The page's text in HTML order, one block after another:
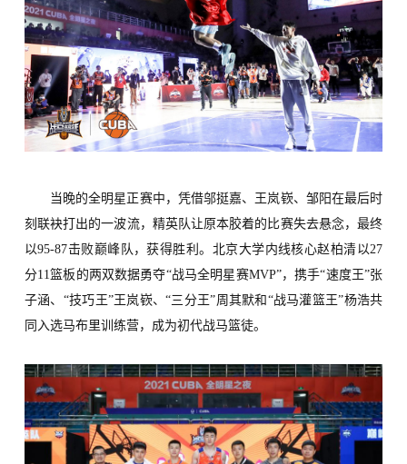
当晚的全明星正赛中， 凭借邬挺嘉、王岚嵚、邹阳在最后时
刻 联袂打出的一波流，精英队让原本胶着的比赛失去悬念，最终
以95-87击败巅峰队 ，获得胜利。北京大学内线核心赵柏清以27
分1 1篮板的两双数据勇夺“战马全明星赛MVP”，携手“速度王”张
子涵、“技巧王”王岚嵚、“三分王”周其默和“战马灌篮王”杨浩共
同 入选马布里训练营，成为初代战马篮徒。